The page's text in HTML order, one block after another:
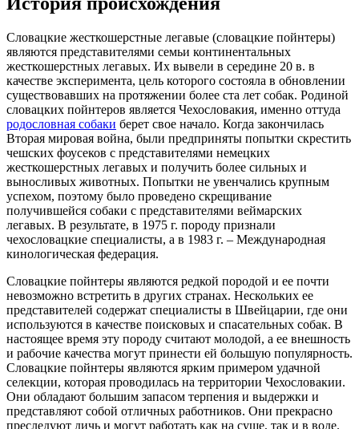
Словацкие жесткошерстные легавые (словацкие пойнтеры)
являются представителями семьи континентальных
жесткошерстных легавых. Их вывели в середине 20 в. в
качестве эксперимента, цель которого состояла в обновлении
существовавших на протяжении более ста лет собак. Родиной
словацких пойнтеров является Чехословакия, именно оттуда
родословная собаки берет свое начало. Когда закончилась
Вторая мировая война, были предприняты попытки скрестить
чешских фоусеков с представителями немецких
жесткошерстных легавых и получить более сильных и
выносливых животных. Попытки не увенчались крупным
успехом, поэтому было проведено скрещивание
получившейся собаки с представителями веймарских
легавых. В результате, в 1975 г. породу признали
чехословацкие специалисты, а в 1983 г. – Международная
кинологическая федерация.
Словацкие пойнтеры являются редкой породой и ее почти
невозможно встретить в других странах. Нескольких ее
представителей содержат специалисты в Швейцарии, где они
используются в качестве поисковых и спасательных собак. В
настоящее время эту породу считают молодой, а ее внешность
и рабочие качества могут принести ей большую популярность.
Словацкие пойнтеры являются ярким примером удачной
селекции, которая проводилась на территории Чехословакии.
Они обладают большим запасом терпения и выдержки и
представляют собой отличных работников. Они прекрасно
преследуют дичь и могут работать как на суше, так и в воде.